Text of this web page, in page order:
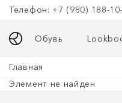
Телефон: +7 (980) 188-
Обувь
Главная
Элемент не найден